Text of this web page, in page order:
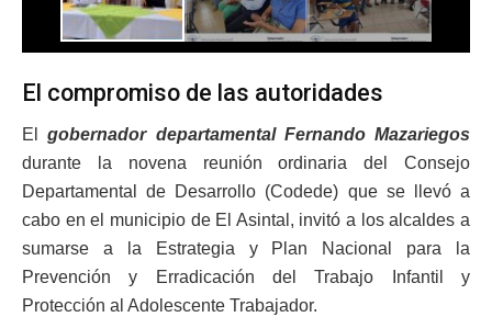
El compromiso de las autoridades
Elgobernador departamental Fernando Mazariegos
durante la novena reunión ordinaria del Consejo
Departamental de Desarrollo (Codede) que se llevó a
cabo en el municipio de El Asintal, invitó a los alcaldes a
sumarse a la Estrategia y Plan Nacional para la
Prevención y Erradicación del Trabajo Infantil y
Protección al Adolescente Trabajador.